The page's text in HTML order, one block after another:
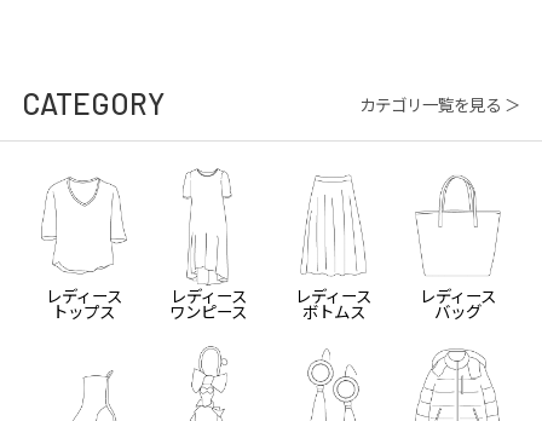
CATEGORY カテゴリ一覧を見る ＞
レディース
トップス
レディース
ワンピース
レディース
ボトムス
レディース
バッグ